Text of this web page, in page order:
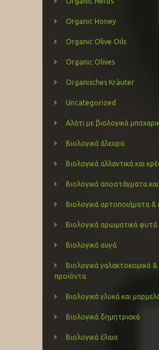
Organic Honey
Organic Olive Oils
Organic Olives
Organisches Kräuter
Uncategorized
Αλάτι με βιολογικά
Βιολογικά άλευρα
Βιολογικά αλλαντικά και
Βιολογικά αποστάγματα
Βιολογικά αρτοποιήματα &
Βιολογικά αρωματικά
Βιολογικά αυγά
Βιολογικά γαλακτοκομικά
προϊόντα
Βιολογικά γλυκά και
Βιολογικά δημητριακά
Βιολογικά έλαια